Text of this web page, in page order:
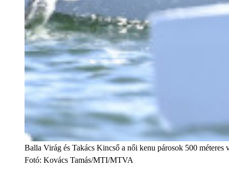
Balla Virág és Takács Kincső a női kenu párosok 500 méteres
Fotó: Kovács Tamás/MTI/MTVA